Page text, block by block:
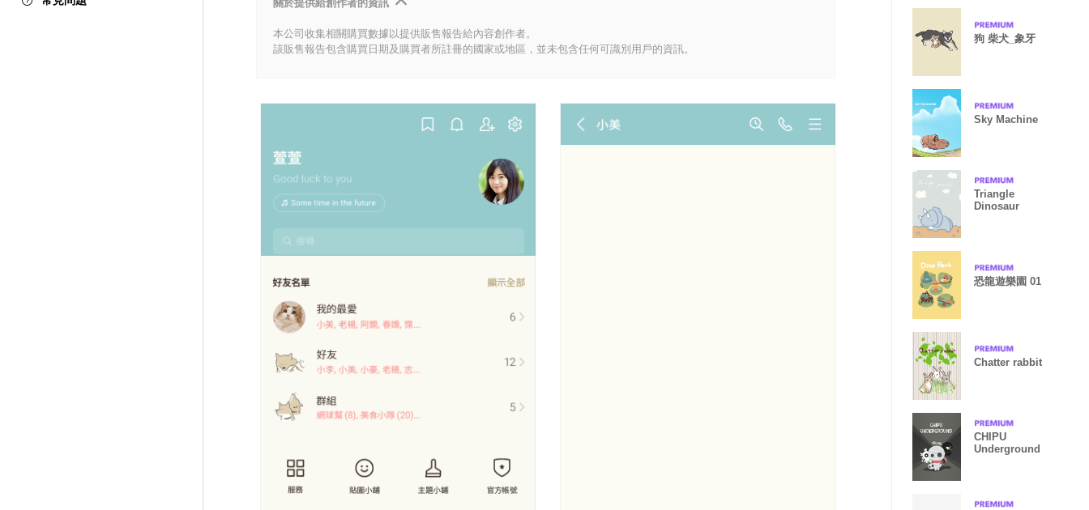
關於提供給創作者的資訊
本公司收集相關購買數據以提供販售報告給內容創作者。
該販售報告包含購買日期及購買者所註冊的國家或地區，並未包含任何可識別用戶的資訊。
狗 柴犬_象牙
Sky Machine
Triangle
Dinosaur
恐龍遊樂園 01
Chatter rabbit
CHIPU
Underground